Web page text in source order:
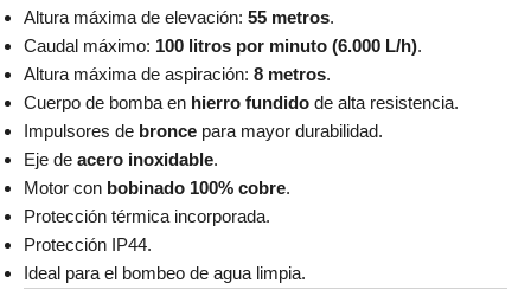
Altura máxima de elevación: 55 metros.
Caudal máximo: 100 litros por minuto (6.000 L/h).
Altura máxima de aspiración: 8 metros.
Cuerpo de bomba en hierro fundido de alta resistencia.
Impulsores de bronce para mayor durabilidad.
Eje de acero inoxidable.
Motor con bobinado 100% cobre.
Protección térmica incorporada.
Protección IP44.
Ideal para el bombeo de agua limpia.